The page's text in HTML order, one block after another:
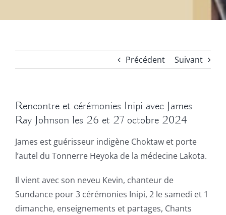
Précédent Suivant
Rencontre et cérémonies Inipi avec James
Ray Johnson les 26 et 27 octobre 2024
James est guérisseur indigène Choktaw et porte
l’autel du Tonnerre Heyoka de la médecine Lakota.
Il vient avec son neveu Kevin, chanteur de
Sundance pour 3 cérémonies Inipi, 2 le samedi et 1
dimanche, enseignements et partages, Chants